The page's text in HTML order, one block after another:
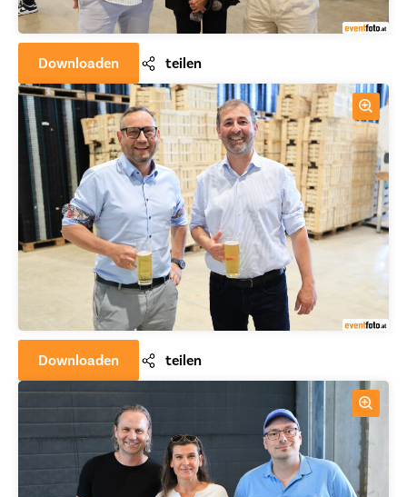
Downloaden teilen
Downloaden teilen